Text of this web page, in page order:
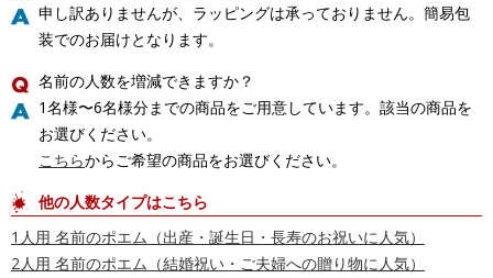
申し訳ありませんが、ラッピングは承っておりません。簡易包
装でのお届けとなります。
名前の人数を増減できますか？
1名様〜6名様分までの商品をご用意しています。該当の商品を
お選びください。
こちらからご希望の商品をお選びください。
他の人数タイプはこちら
1人用 名前のポエム（出産・誕生日・長寿のお祝いに人気）
2人用 名前のポエム（結婚祝い・ご夫婦への贈り物に人気）